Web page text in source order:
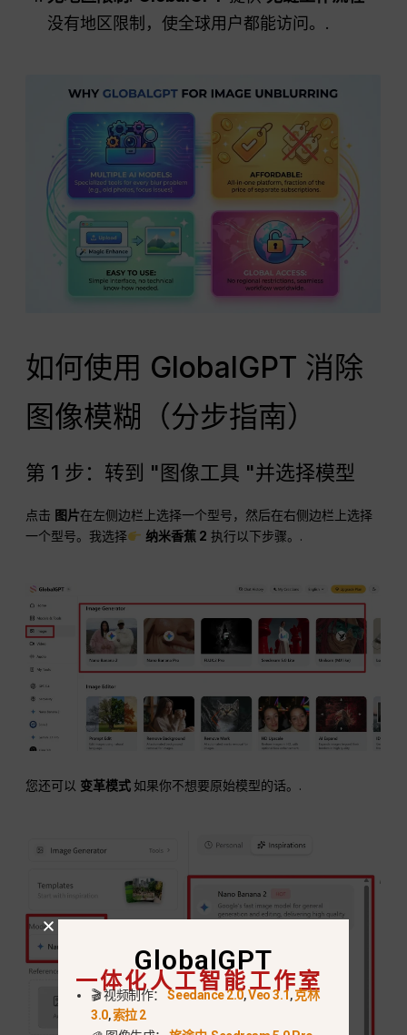
没有地区限制，使全球用户都能访问。.
如何使用 GlobalGPT 消除
图像模糊（分步指南）
第 1 步：转到 "图像工具 "并选择模型
点击 图片在左侧边栏上选择一个型号，然后在右侧边栏上选择
一个型号。我选择
纳米香蕉 2 执行以下步骤。.
您还可以 变革模式如果你不想要原始模型的话。.
GlobalGPT
一体化人工智能工作室
🎬 视频制作：Seedance 2.0,Veo 3.1,克林
3.0,索拉 2